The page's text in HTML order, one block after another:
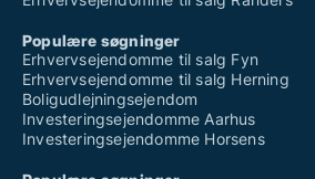
Populære søgninger
Erhvervsejendomme til salg Fyn
Erhvervsejendomme til salg Herning
Boligudlejningsejendom
Investeringsejendomme Aarhus
Investeringsejendomme Horsens